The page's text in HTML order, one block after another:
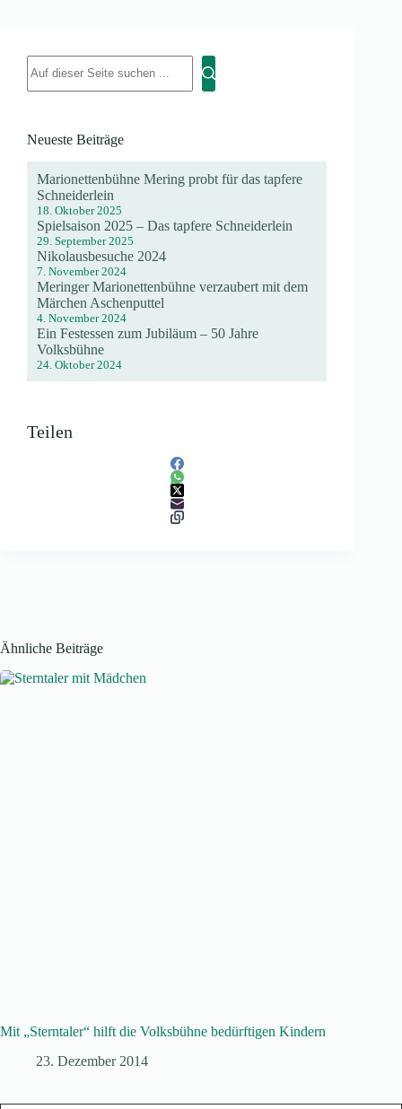
Neueste Beiträge
Marionettenbühne Mering probt für das tapfere
Schneiderlein
18. Oktober 2025
Spielsaison 2025 – Das tapfere Schneiderlein
29. September 2025
Nikolausbesuche 2024
7. November 2024
Meringer Marionettenbühne verzaubert mit dem
Märchen Aschenputtel
4. November 2024
Ein Festessen zum Jubiläum – 50 Jahre
Volksbühne
24. Oktober 2024
Teilen
Ähnliche Beiträge
Mit „Sterntaler“ hilft die Volksbühne bedürftigen Kindern
23. Dezember 2014